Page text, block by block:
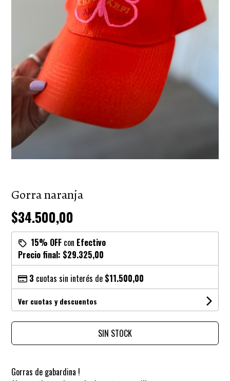
Gorra naranja
$34.500,00
15% OFF con Efectivo
Precio final: $29.325,00
3 cuotas sin interés de $11.500,00
Ver cuotas y descuentos
SIN STOCK
Gorras de gabardina !